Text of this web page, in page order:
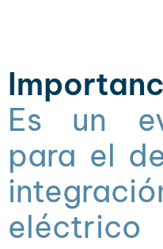
Es un
para el